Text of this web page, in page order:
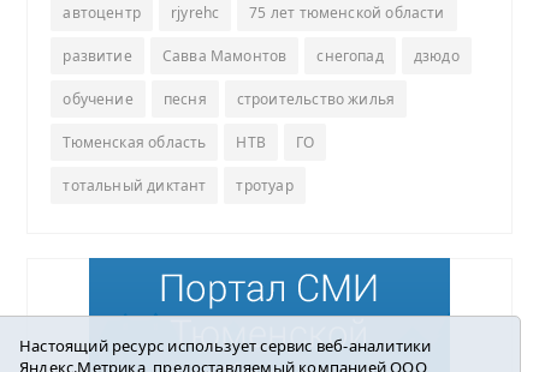
автоцентр rjyrehc 75 лет тюменской области
развитие Савва Мамонтов снегопад дзюдо
обучение песня строительство жилья
Тюменская область НТВ ГО
тотальный диктант тротуар
Настоящий ресурс использует сервис веб-аналитики
Яндекс.Метрика, предоставляемый компанией ООО